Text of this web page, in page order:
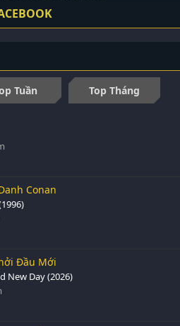
Tuần
Top Tháng
Conan
Đầu Mới
New Day (2026)